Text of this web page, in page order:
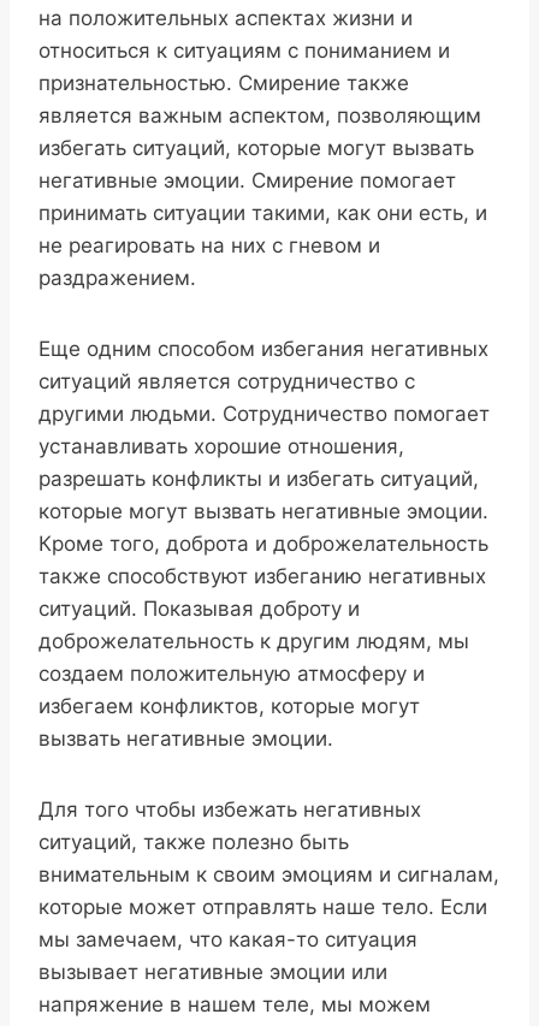
на положительных аспектах жизни и
относиться к ситуациям с пониманием и
признательностью. Смирение также
является важным аспектом, позволяющим
избегать ситуаций, которые могут вызвать
негативные эмоции. Смирение помогает
принимать ситуации такими, как они есть, и
не реагировать на них с гневом и
раздражением.
Еще одним способом избегания негативных
ситуаций является сотрудничество с
другими людьми. Сотрудничество помогает
устанавливать хорошие отношения,
разрешать конфликты и избегать ситуаций,
которые могут вызвать негативные эмоции.
Кроме того, доброта и доброжелательность
также способствуют избеганию негативных
ситуаций. Показывая доброту и
доброжелательность к другим людям, мы
создаем положительную атмосферу и
избегаем конфликтов, которые могут
вызвать негативные эмоции.
Для того чтобы избежать негативных
ситуаций, также полезно быть
внимательным к своим эмоциям и сигналам,
которые может отправлять наше тело. Если
мы замечаем, что какая-то ситуация
вызывает негативные эмоции или
напряжение в нашем теле, мы можем